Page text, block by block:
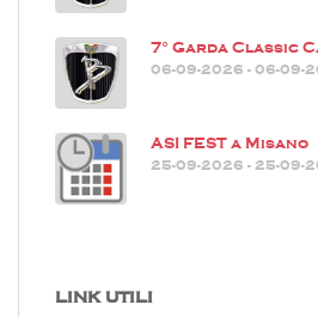
7° Garda Classic
06-09-2026 - 06-09-
ASI FEST a Misano
25-09-2026 - 25-09-
LINK UTILI